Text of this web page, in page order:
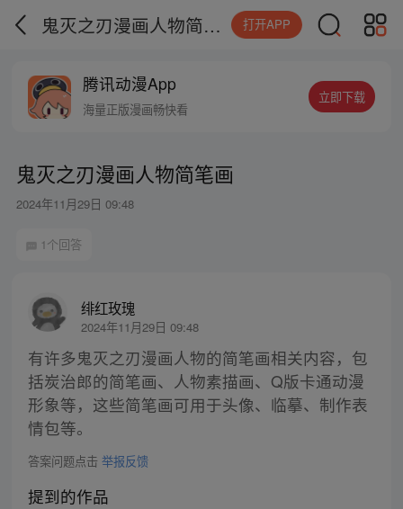
鬼灭之刃漫画人物简笔画 打开APP
腾讯动漫App
海量正版漫画畅快看
立即下载
鬼灭之刃漫画人物简笔画
2024年11月29日 09:48
1个回答
绯红玫瑰
2024年11月29日 09:48
有许多鬼灭之刃漫画人物的简笔画相关内容，包
括炭治郎的简笔画、人物素描画、Q版卡通动漫
形象等，这些简笔画可用于头像、临摹、制作表
情包等。
答案问题点击 举报反馈
提到的作品